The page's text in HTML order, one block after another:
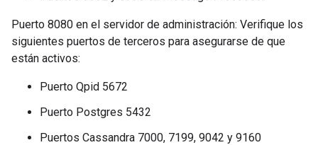
Puerto 8080 en el servidor de administración: Verifique los
siguientes puertos de terceros para asegurarse de que
están activos:
Puerto Qpid 5672
Puerto Postgres 5432
Puertos Cassandra 7000, 7199, 9042 y 9160